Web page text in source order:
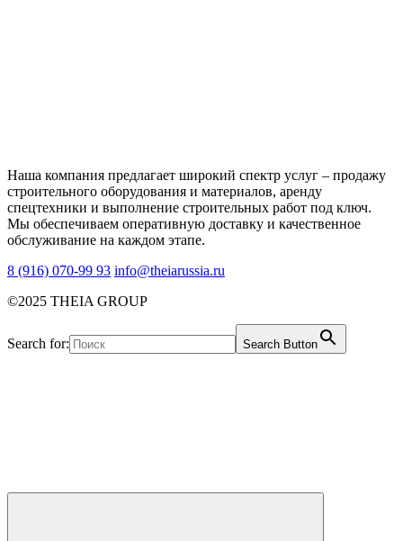
Наша компания предлагает широкий спектр услуг – продажу
строительного оборудования и материалов, аренду
спецтехники и выполнение строительных работ под ключ.
Мы обеспечиваем оперативную доставку и качественное
обслуживание на каждом этапе.
8 (916) 070-99 93 info@theiarussia.ru
©2025 THEIA GROUP
Search for: Search Button